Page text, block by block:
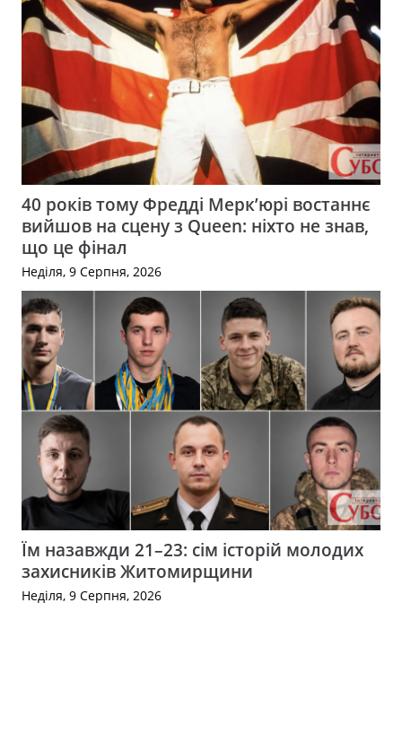
40 років тому Фредді Мерк’юрі востаннє
вийшов на сцену з Queen: ніхто не знав,
що це фінал
Неділя, 9 Серпня, 2026
Їм назавжди 21–23: сім історій молодих
захисників Житомирщини
Неділя, 9 Серпня, 2026